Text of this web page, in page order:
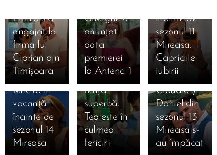
Emilia s-a
angajat la
firma lui
Ciprian din
Timișoara
Gherghe a
anunțat
data
premierei
la Antena 1
înainte de
sezonul 11
Mireasa.
Capriciile
iubirii
31.07.2026
Simona
Gherghe,
extrem de
fericită în
vacanță
înainte de
sezonul 14
Mireasa
31.07.2026
Liliana din
sezonul 11
Mireasa a
născut o
fetiță
superbă.
Teo este în
culmea
fericirii
Claudia și
Daniel din
sezonul 13
Mireasa s-
au împăcat
17.07.2026
Ema și
Alan au
câștigat
Mireasa,
sezonul 13
„Meciul
16.07.2026
Daniela și
Mihai
după
Mireasa.
16.07.2026
Denis și
Bianca
după